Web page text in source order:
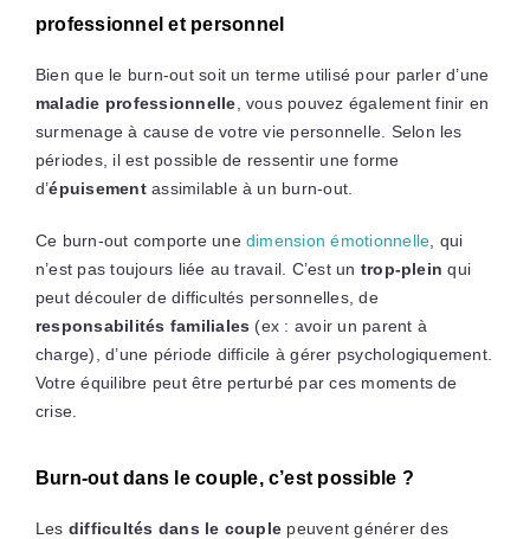
professionnel et personnel
Bien que le burn-out soit un terme utilisé pour parler d’une
maladie professionnelle , vous pouvez également finir en
surmenage à cause de votre vie personnelle. Selon les
périodes, il est possible de ressentir une forme
d’épuisementassimilable à un burn-out.
Ce burn-out comporte une dimension émotionnelle , qui
n’est pas toujours liée au travail. C’est un trop-plein qui
peut découler de difficultés personnelles, de
responsabilités familiales (ex : avoir un parent à
charge), d’une période difficile à gérer psychologiquement.
Votre équilibre peut être perturbé par ces moments de
crise.
Burn-out dans le couple, c’est possible ?
Les difficultés dans le couple peuvent générer des